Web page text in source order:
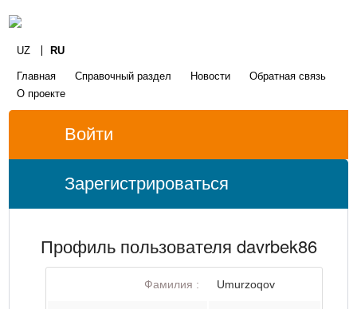
UZ RU
Главная Справочный раздел Новости
Обратная связь
О проекте
Войти
Зарегистрироваться
Профиль пользователя davrbek86
Фамилия : Umurzoqov